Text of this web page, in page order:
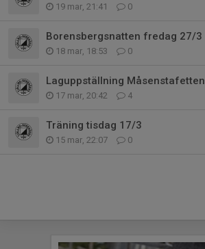
19 mar, 21:41 0
Borensbergsnatten fredag 27/3
18 mar, 18:53 0
Laguppställning Måsenstafetten
17 mar, 20:42 4
Träning tisdag 17/3
15 mar, 22:07 0